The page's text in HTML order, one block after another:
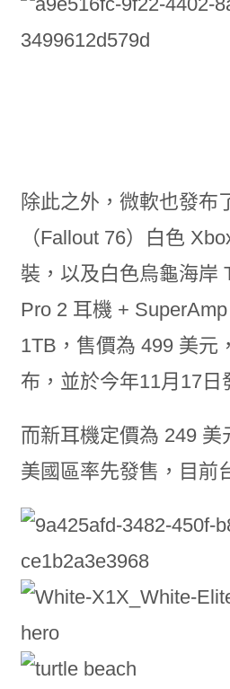
除此之外，微軟也發布
（Fallout 76）白色
裝，以及白色烏龜海岸
Pro 2 耳機 +
1TB，售價為 499 美元
布，並於今年11月17日
而新耳機定價為 249 美
美國區率先發售，目前